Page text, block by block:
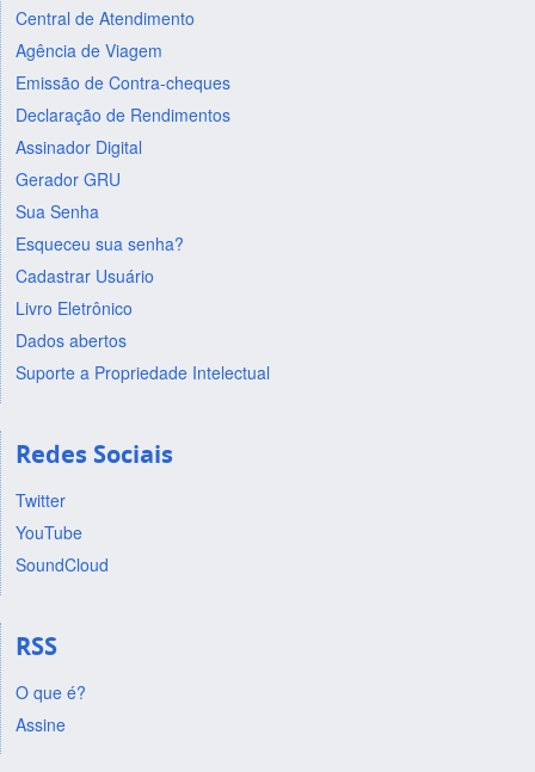
Central de Atendimento
Agência de Viagem
Emissão de Contra-cheques
Declaração de Rendimentos
Assinador Digital
Gerador GRU
Sua Senha
Esqueceu sua senha?
Cadastrar Usuário
Livro Eletrônico
Dados abertos
Suporte a Propriedade Intelectual
Redes Sociais
Twitter
YouTube
SoundCloud
RSS
O que é?
Assine